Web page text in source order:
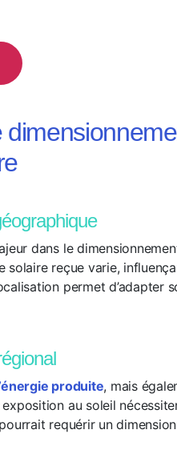
dans le
solaire reçue varie,
permet d’adapter
produite, mais
au soleil
requérir un